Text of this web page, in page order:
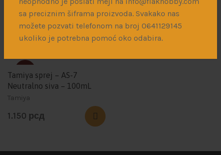
sa preciznim šiframa proizvoda. Svakako nas
možete pozvati telefonom na broj 0641129145
ukoliko je potrebna pomoć oko odabira.
Green Matt Primer
Titans Hobby
1.400рсд
siva – 100mL
Tamiya
1.150рсд
SOLD
Tamiya sprej – AS-7
Neutralno siva – 100mL
Tamiya
1.150 рсд